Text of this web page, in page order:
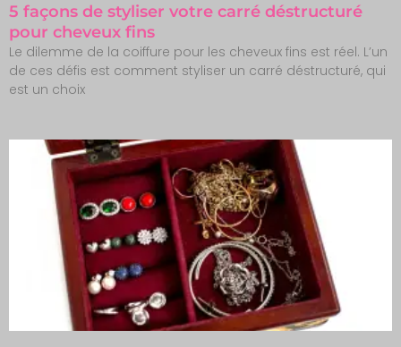
5 façons de styliser votre carré déstructuré
pour cheveux fins
Le dilemme de la coiffure pour les cheveux fins est réel. L’un
de ces défis est comment styliser un carré déstructuré, qui
est un choix